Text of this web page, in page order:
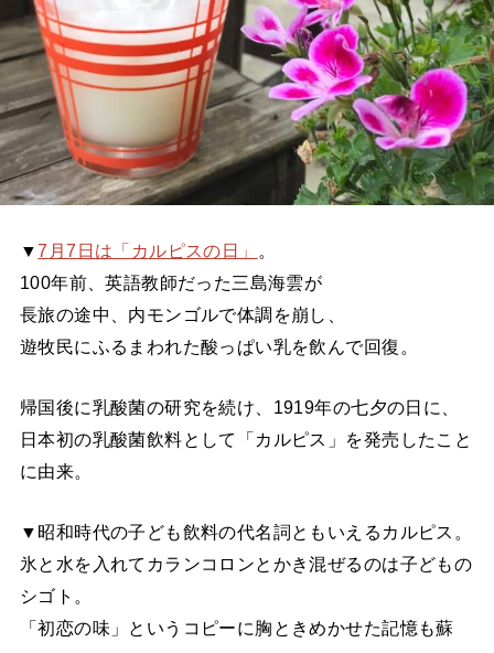
▼7月7日は「カルピスの日」
100年前、英語教師だった三島海雲が
長旅の途中、内モンゴルで体調を崩し、
遊牧民にふるまわれた酸っぱい乳を飲んで回復。
帰国後に乳酸菌の研究を続け、1919年の七夕の日に、
日本初の乳酸菌飲料として「カルピス」を発売したこと
に由来。
▼昭和時代の子ども飲料の代名詞ともいえるカルピス。
氷と水を入れてカランコロンとかき混ぜるのは子どもの
シゴト。
「初恋の味」というコピーに胸ときめかせた記憶も蘇